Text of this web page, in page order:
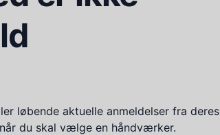
løbende aktuelle anmeldelser fra deres
du skal vælge en håndværker.